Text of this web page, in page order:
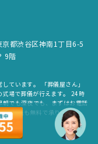
都渋谷区神南1丁目6-5
9階
ています。 「葬儀屋さん」
場で葬儀が行えます。 24時
でも深夜でも、まずはお電話
ご相談も無料で承ります。